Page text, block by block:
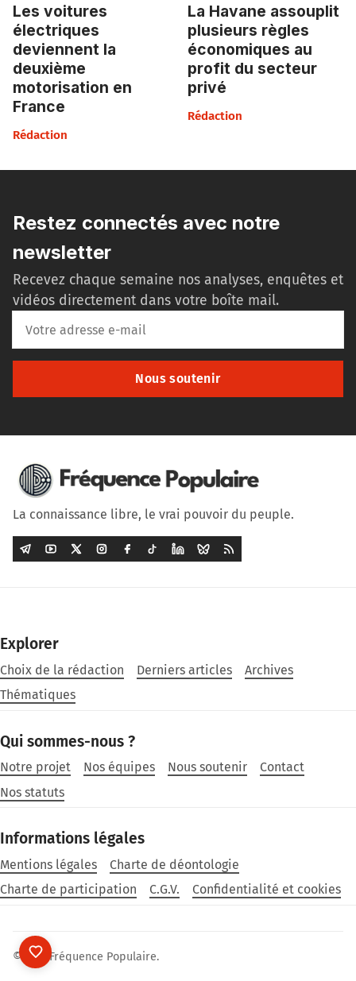
Les voitures
électriques
deviennent la
deuxième
motorisation en
France
Rédaction
La Havane assouplit
plusieurs règles
économiques au
profit du secteur
privé
Rédaction
Restez connectés avec notre
newsletter
Recevez chaque semaine nos analyses, enquêtes et
vidéos directement dans votre boîte mail.
Nous soutenir
La connaissance libre, le vrai pouvoir du peuple.
Explorer
Choix de la rédaction Derniers articles
Archives
Thématiques
Qui sommes-nous ?
Notre projet Nos équipes Nous soutenir
Contact
Nos statuts
Informations légales
Mentions légales
Charte de déontologie
Charte de participation
C.G.V. Confidentialité et cookies
©2026 Fréquence Populaire.